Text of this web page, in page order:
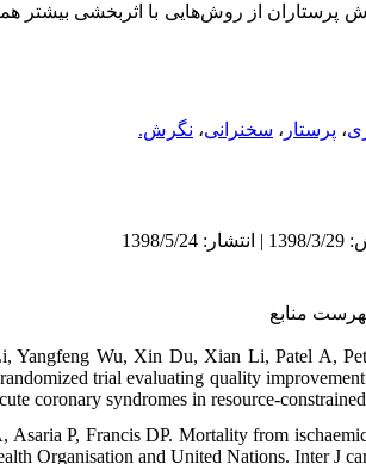
پرستاران از روش‌هایی با اثربخشی بیشتر
، پرستار ، سخنرانی، نگرش.
منابع
Yangfeng Wu, Xin Du, Xian Li, Patel A,
trial evaluating quality
coronary syndromes in resource-
Asaria P, Francis DP. Mortality from
Organisation and United Nations. Inter J